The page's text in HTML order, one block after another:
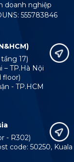
doanh nghiệp
555783846
17)
– TP.Hà Nội
floor)
- TP.HCM
- R302)
code: 50250, Kuala